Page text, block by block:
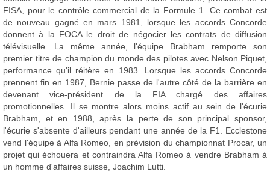
FISA, pour le contrôle commercial de la Formule 1. Ce combat est
de nouveau gagné en mars 1981, lorsque les accords Concorde
donnent à la FOCA le droit de négocier les contrats de diffusion
télévisuelle. La même année, l'équipe Brabham remporte son
premier titre de champion du monde des pilotes avec Nelson Piquet,
performance qu'il réitère en 1983. Lorsque les accords Concorde
prennent fin en 1987, Bernie passe de l'autre côté de la barrière en
devenant vice-président de la FIA chargé des affaires
promotionnelles. Il se montre alors moins actif au sein de l'écurie
Brabham, et en 1988, après la perte de son principal sponsor,
l'écurie s'absente d'ailleurs pendant une année de la F1. Ecclestone
vend l'équipe à Alfa Romeo, en prévision du championnat Procar, un
projet qui échouera et contraindra Alfa Romeo à vendre Brabham à
un homme d'affaires suisse, Joachim Lutti.